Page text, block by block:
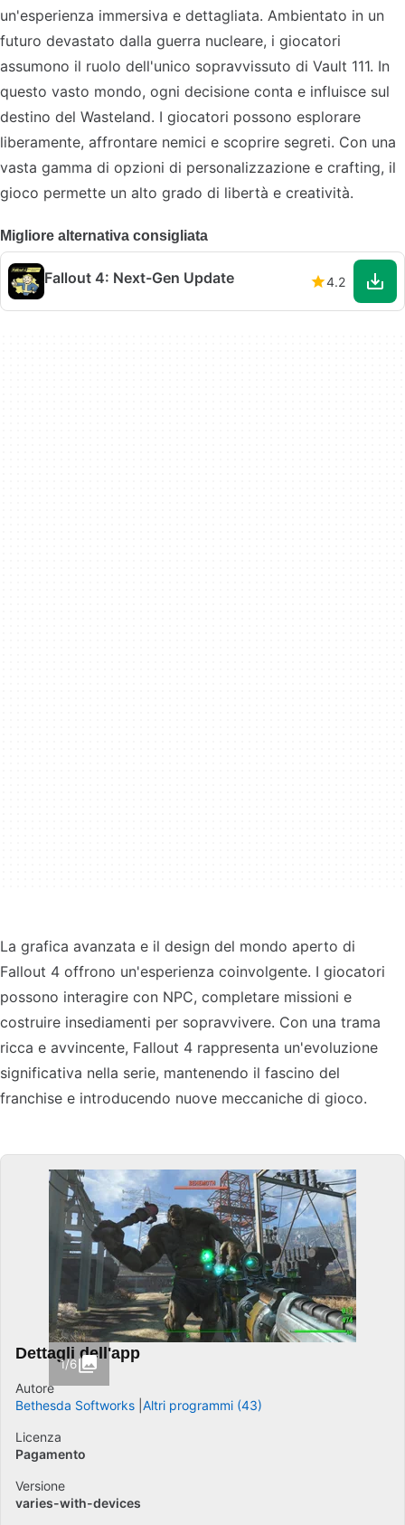
un'esperienza immersiva e dettagliata. Ambientato in un
futuro devastato dalla guerra nucleare, i giocatori
assumono il ruolo dell'unico sopravvissuto di Vault 111. In
questo vasto mondo, ogni decisione conta e influisce sul
destino del Wasteland. I giocatori possono esplorare
liberamente, affrontare nemici e scoprire segreti. Con una
vasta gamma di opzioni di personalizzazione e crafting, il
gioco permette un alto grado di libertà e creatività.
Migliore alternativa consigliata
Fallout 4: Next-Gen Update 4.2
La grafica avanzata e il design del mondo aperto di
Fallout 4 offrono un'esperienza coinvolgente. I giocatori
possono interagire con NPC, completare missioni e
costruire insediamenti per sopravvivere. Con una trama
ricca e avvincente, Fallout 4 rappresenta un'evoluzione
significativa nella serie, mantenendo il fascino del
franchise e introducendo nuove meccaniche di gioco.
1/6
Dettagli dell'app
Autore
Bethesda Softworks Altri programmi (43)
Licenza
Pagamento
Versione
varies-with-devices